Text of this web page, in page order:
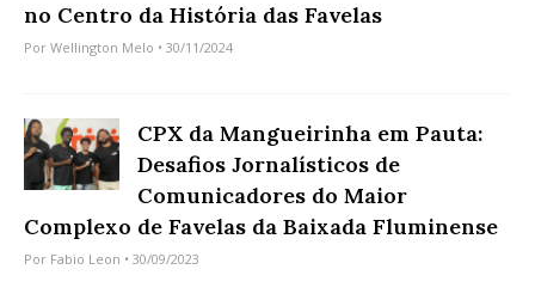
no Centro da História das Favelas
Por Wellington Melo • 30/11/2024
CPX da Mangueirinha em Pauta:
Desafios Jornalísticos de
Comunicadores do Maior
Complexo de Favelas da Baixada Fluminense
Por Fabio Leon • 30/09/2023